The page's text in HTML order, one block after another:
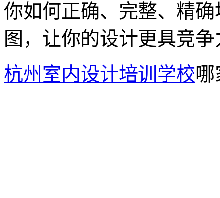
你如何正确、完整、精
图，让你的设计更具竞
杭州室内设计培训学校哪